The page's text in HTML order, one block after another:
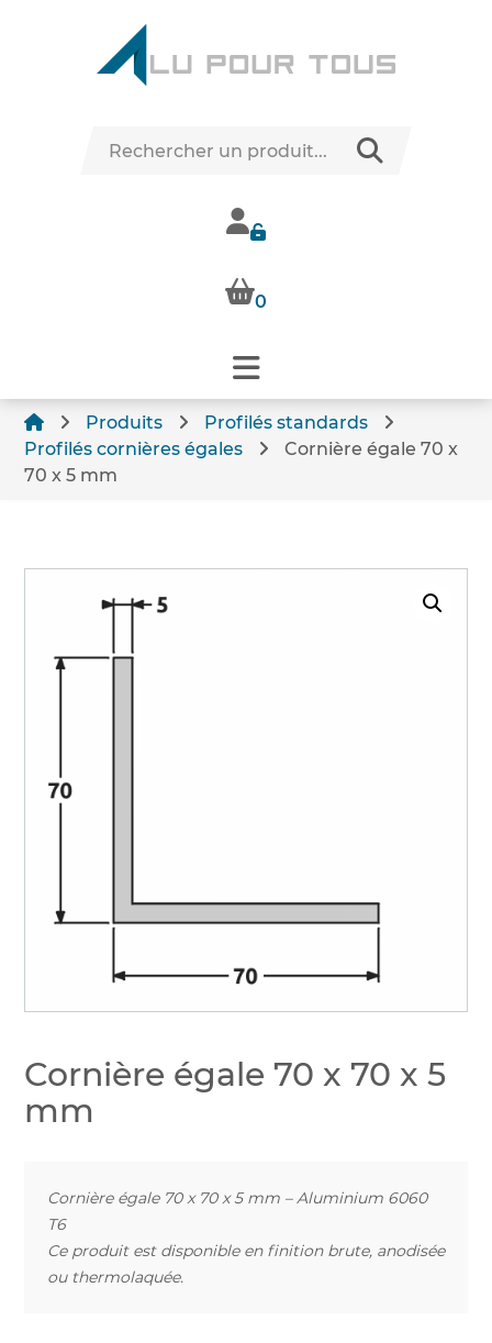
0
Produits
Profilés standards
Profilés cornières égales
Cornière égale 70 x
70 x 5 mm
Cornière égale 70 x 70 x 5
mm
Cornière égale 70 x 70 x 5 mm – Aluminium 6060
T6
Ce produit est disponible en finition brute, anodisée
ou thermolaquée.